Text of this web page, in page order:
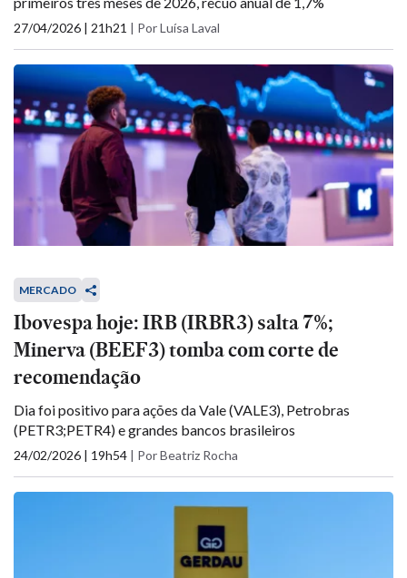
27/04/2026 | 21h21 | Por Luísa Laval
MERCADO
Ibovespa hoje: IRB (IRBR3) salta 7%;
Minerva (BEEF3) tomba com corte de
recomendação
Dia foi positivo para ações da Vale (VALE3), Petrobras
(PETR3;PETR4) e grandes bancos brasileiros
24/02/2026 | 19h54 | Por Beatriz Rocha